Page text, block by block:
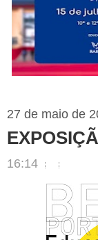
27 de maio de
16:14